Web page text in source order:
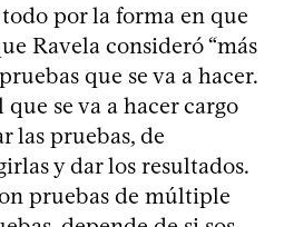
por la forma en que
Ravela consideró “más
que se va a hacer.
se va a hacer cargo
las pruebas, de
y dar los resultados.
pruebas de múltiple